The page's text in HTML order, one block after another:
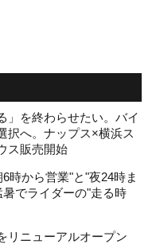
」を終わらせたい。バイ
択へ。ナップス×横浜ス
ス販売開始
時から営業"と"夜24時ま
でライダーの"走る時
リニューアルオープン